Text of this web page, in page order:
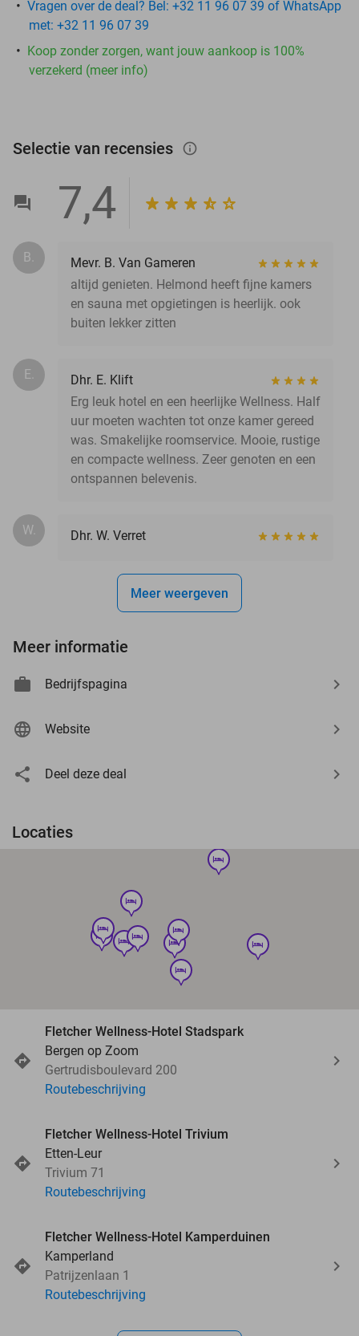
Vragen over de deal? Bel: +32 11 96 07 39 of WhatsApp
met: +32 11 96 07 39
Koop zonder zorgen, want jouw aankoop is 100%
verzekerd (meer info)
Selectie van recensies info_outlined
7,4
B.
Mevr. B. Van Gameren
altijd genieten. Helmond heeft fijne kamers
en sauna met opgietingen is heerlijk. ook
buiten lekker zitten
E.
Dhr. E. Klift
Erg leuk hotel en een heerlijke Wellness. Half
uur moeten wachten tot onze kamer gereed
was. Smakelijke roomservice. Mooie, rustige
en compacte wellness. Zeer genoten en een
ontspannen belevenis.
W. Dhr. W. Verret
Meer weergeven
Meer informatie
Bedrijfspagina
Website
Deel deze deal
Locaties
hotelhotel
hotel
hotel
hotel
hotel
hotel
hotel
hotel
hotel
Fletcher Wellness-Hotel Stadspark
Bergen op Zoom
Gertrudisboulevard 200
Routebeschrijving
Fletcher Wellness-Hotel Trivium
Etten-Leur
Trivium 71
Routebeschrijving
Fletcher Wellness-Hotel Kamperduinen
Kamperland
Patrijzenlaan 1
Routebeschrijving